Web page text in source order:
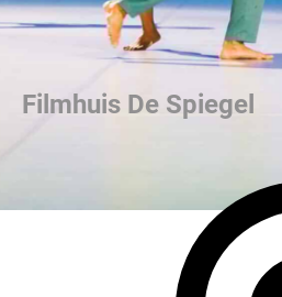
Filmhuis De Spiegel